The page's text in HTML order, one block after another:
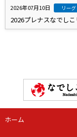
2026年07月10日 リーグ
2026プレナスなでし
ホーム